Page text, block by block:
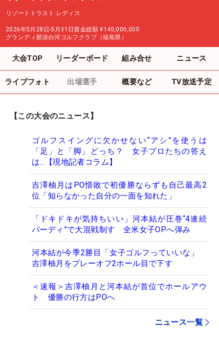
リゾートトラスト レディス
2026年5月28日-5月31日賞金総額 ¥140,000,000
グランディ那須白河ゴルフクラブ（福島県）
大会TOP リーダーボード 組み合せ ニュース
ライブフォト 出場選手 概要など TV放送予定
【この大会のニュース】
ゴルフスイングに欠かせない“アシ”を使うは
「足」と「脚」どっち？ 女子プロたちの答え
は…【現地記者コラム】
吉澤柚月はPO惜敗で初優勝ならずも自己最高2
位「知らなかった自分の一面を知れた」
「ドキドキが気持ちいい」河本結が圧巻“4連続
バーディ”で大混戦制す 全米女子OPへ弾み
河本結が今季2勝目「女子ゴルフっていいな」
吉澤柚月をプレーオフ2ホール目で下す
＜速報＞吉澤柚月と河本結が首位でホールアウ
ト 優勝の行方はPOへ
ニュース一覧